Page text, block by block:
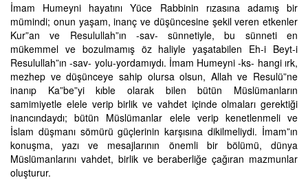
İmam Humeyni hayatını Yüce Rabbinin rızasına adamış bir
mümindi; onun yaşam, inanç ve düşüncesine şekil veren etkenler
Kur”an ve Resulullah”ın -sav- sünnetiyle, bu sünneti en
mükemmel ve bozulmamış öz haliyle yaşatabilen Eh-i Beyt-i
Resulullah”ın -sav- yolu-yordamıydı. İmam Humeyni -ks- hangi ırk,
mezhep ve düşünceye sahip olursa olsun, Allah ve Resulü”ne
inanıp Ka”be”yi kıble olarak bilen bütün Müslümanların
samimiyetle elele verip birlik ve vahdet içinde olmaları gerektiği
inancındaydı; bütün Müslümanlar elele verip kenetlenmeli ve
İslam düşmanı sömürü güçlerinin karşısına dikilmeliydi. İmam”ın
konuşma, yazı ve mesajlarının önemli bir bölümü, dünya
Müslümanlarını vahdet, birlik ve beraberliğe çağıran mazmunlar
oluşturur.